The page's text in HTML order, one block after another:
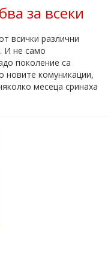
за всеки
всички различни
И не само
поколение са
новите комуникации,
месеца сринаха